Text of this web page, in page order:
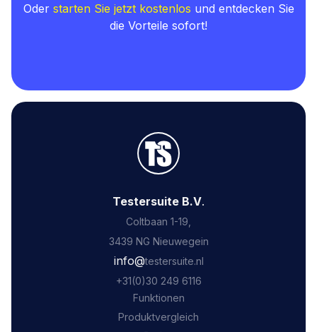
Oder starten Sie jetzt kostenlos und entdecken Sie
die Vorteile sofort!
Testersuite B.V.
Coltbaan 1-19,
3439 NG Nieuwegein
‍info@testersuite.nl
‍+31(0)30 249 6116
Funktionen
Produktvergleich